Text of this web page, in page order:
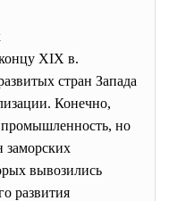
XIX в.
стран Запада
Конечно,
промышленность, но
заморских
вывозились
развития